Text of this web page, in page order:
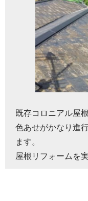
既存コロニアル屋
色あせがかなり進
ます。
屋根リフォームを